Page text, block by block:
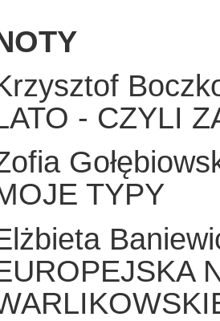
- CZYLI
TYPY